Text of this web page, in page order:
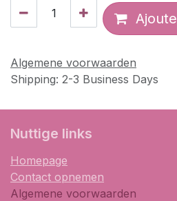
Algemene voorwaarden
Shipping: 2-3 Business Days
​Nuttige links
Homepage
Contact opnemen
Algemene voorwaarden